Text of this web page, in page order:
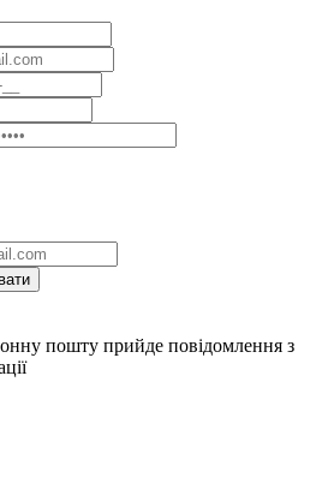
пошту прийде повідомлення з